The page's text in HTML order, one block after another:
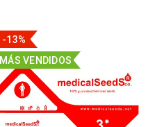
-13%
MÁS VENDIDOS